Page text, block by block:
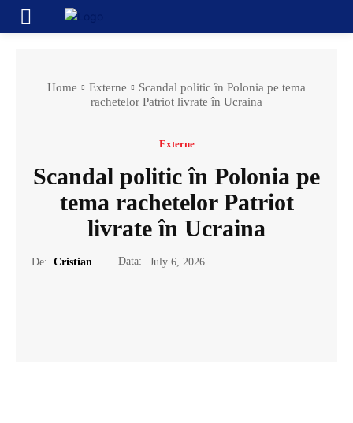
Home Externe
Scandal politic în Polonia pe tema
rachetelor Patriot livrate în Ucraina
Externe
Scandal politic în Polonia pe
tema rachetelor Patriot
livrate în Ucraina
De: Cristian Data: July 6, 2026